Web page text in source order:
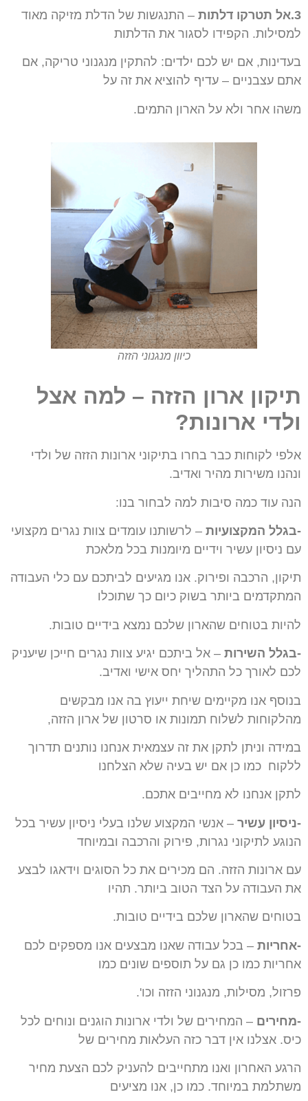
3.אל תטרקו דלתות
– התנגשות של הדלת מזיקה מאוד
למסילות. הקפידו לסגור את הדלתות
בעדינות, אם יש לכם ילדים: להתקין מנגנוני טריקה, אם
אתם עצבניים – עדיף להוציא את זה על
משהו אחר ולא על הארון התמים.
כיוון מנגנוני הזזה
תיקון ארון הזזה – למה אצל
ולדי ארונות?
אלפי לקוחות כבר בחרו בתיקוני ארונות הזזה של ולדי
ונהנו משירות מהיר ואדיב.
הנה עוד כמה סיבות למה לבחור בנו:
-בגלל המקצועיות – לרשותנו עומדים צוות נגרים מקצועי
עם ניסיון עשיר וידיים מיומנות בכל מלאכת
תיקון, הרכבה ופירוק. אנו מגיעים לביתכם עם כלי העבודה
המתקדמים ביותר בשוק כיום כך שתוכלו
להיות בטוחים שהארון שלכם נמצא בידיים טובות.
-בגלל השירות – אל ביתכם יגיע צוות נגרים חייכן שיעניק
לכם לאורך כל התהליך יחס אישי ואדיב.
בנוסף אנו מקיימים שיחת ייעוץ בה אנו מבקשים
מהלקוחות לשלוח תמונות או סרטון של ארון הזזה,
במידה וניתן לתקן את זה עצמאית אנחנו נותנים תדרוך
ללקוח כמו כן אם יש בעיה שלא הצלחנו
לתקן אנחנו לא מחייבים אתכם.
-ניסיון עשיר – אנשי המקצוע שלנו בעלי ניסיון עשיר בכל
הנוגע לתיקוני נגרות, פירוק והרכבה ובמיוחד
עם ארונות הזזה. הם מכירים את כל הסוגים וידאגו לבצע
את העבודה על הצד הטוב ביותר. תהיו
בטוחים שהארון שלכם בידיים טובות.
-אחריות – בכל עבודה שאנו מבצעים אנו מספקים לכם
אחריות כמו כן גם על תוספים שונים כמו
פרזול, מסילות, מנגנוני הזזה וכו'.
-מחירים – המחירים של ולדי ארונות הוגנים ונוחים לכל
כיס. אצלנו אין דבר כזה העלאות מחירים של
הרגע האחרון ואנו מתחייבים להעניק לכם הצעת מחיר
משתלמת במיוחד. כמו כן, אנו מציעים